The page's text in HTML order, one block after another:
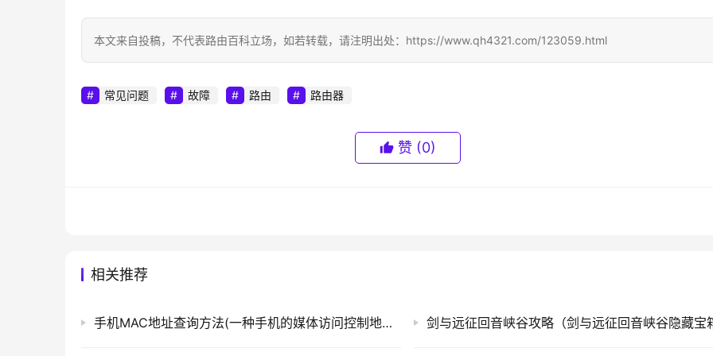
本文来自投稿，不代表路由百科立场，如若转载，请注明出处：https://www.qh4321.com/123059.html
常见问题 故障 路由 路由器
赞 (0)
相关推荐
手机MAC地址查询方法(一种手机的媒体访问控制地址查询方法)